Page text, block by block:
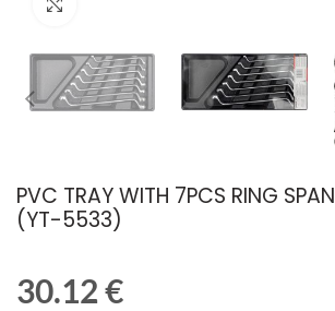
PVC TRAY WITH 7PCS RING
(YT-5533)
30.12€